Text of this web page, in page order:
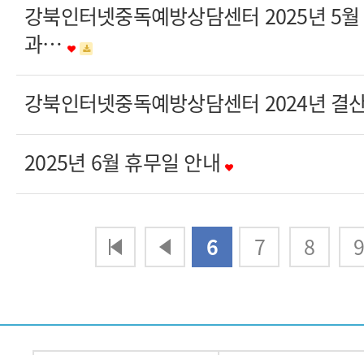
강북인터넷중독예방상담센터 2025년 5
과…
강북인터넷중독예방상담센터 2024년 결
2025년 6월 휴무일 안내
6 7 8 9
맨끝